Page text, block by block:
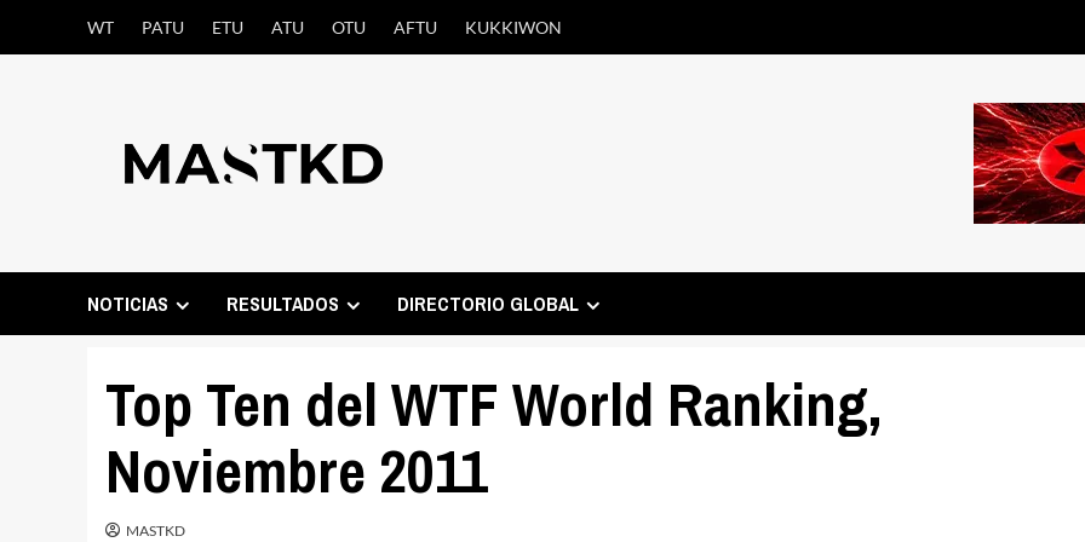
WT PATU ETU ATU OTU AFTU KUKKIWON
NOTICIAS RESULTADOS DIRECTORIO GLOBAL
Top Ten del WTF World Ranking,
Noviembre 2011
MASTKD